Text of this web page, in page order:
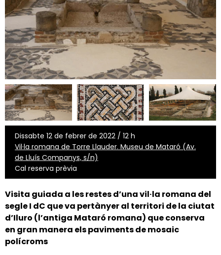
Dissabte 12 de febrer de 2022 / 12 h
Vil·la romana de Torre Llauder. Museu de Mataró (Av.
de Lluís Companys, s/n)
Cal reserva prèvia
Visita guiada a les restes d’una vil·la romana del
segle I dC que va pertànyer al territori de la ciutat
d’Iluro (l’antiga Mataró romana) que conserva
en gran manera els paviments de mosaic
polícroms